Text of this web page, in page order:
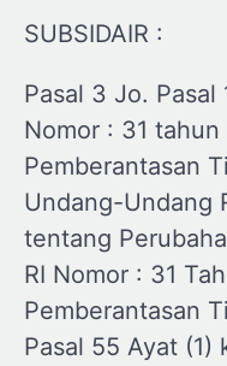
SUBSIDAIR :
Pasal 3 Jo.
Nomor : 31
Pemberantasan
Undang-Undang
tentang
RI Nomor : 31
Pemberantasan
Pasal 55 Ayat (1)